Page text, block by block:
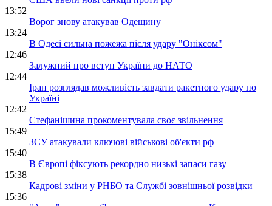
13:52
Ворог знову атакував Одещину
13:24
В Одесі сильна пожежа після удару "Оніксом"
12:46
Залужний про вступ України до НАТО
12:44
Іран розглядав можливість завдати ракетного удару по
Україні
12:42
Стефанішина прокоментувала своє звільнення
15:49
ЗСУ атакували ключові військові об'єкти рф
15:40
В Європі фіксують рекордно низькі запаси газу
15:38
Кадрові зміни у РНБО та Службі зовнішньої розвідки
15:36